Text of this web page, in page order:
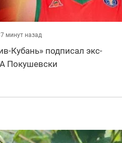
минут назад
Кубань» подписал экс-
Покушевски